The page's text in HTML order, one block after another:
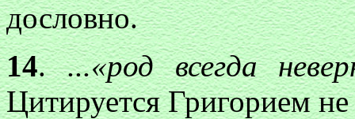
дословно.
14....«род всегда
Цитируется Григорием